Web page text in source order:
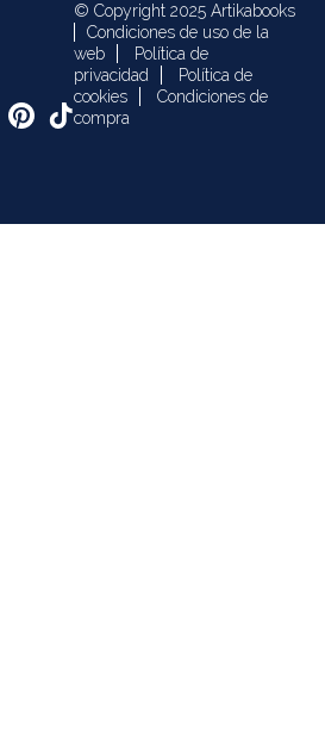
© Copyright 2025 Artikabooks
Condiciones de uso de la
web
Política de
privacidad
Política de
cookies
Condiciones de
compra